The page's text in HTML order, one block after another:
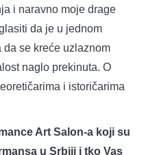
i naravno moje drage
da je u jednom
da se kreće uzlaznom
naglo prekinuta. O
i istoričarima
Art Salon-a koji su
u Srbiji i tko Vas